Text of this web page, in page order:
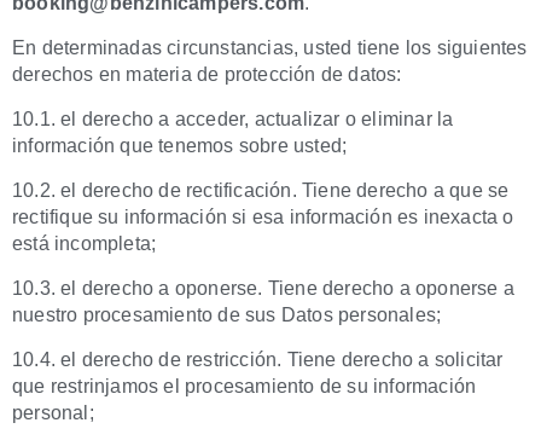
En determinadas circunstancias, usted tiene los siguientes
derechos en materia de protección de datos:
10.1. el derecho a acceder, actualizar o eliminar la
información que tenemos sobre usted;
10.2. el derecho de rectificación. Tiene derecho a que se
rectifique su información si esa información es inexacta o
está incompleta;
10.3. el derecho a oponerse. Tiene derecho a oponerse a
nuestro procesamiento de sus Datos personales;
10.4. el derecho de restricción. Tiene derecho a solicitar
que restrinjamos el procesamiento de su información
personal;